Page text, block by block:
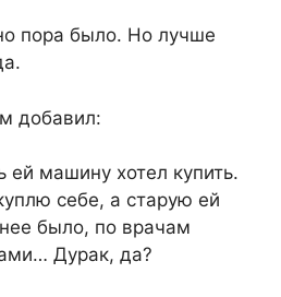
пора было. Но лучше
добавил:
машину хотел купить.
себе, а старую ей
было, по врачам
Дурак, да?